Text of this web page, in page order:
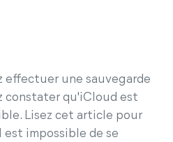
effectuer une sauvegarde
constater qu'iCloud est
Lisez cet article pour
impossible de se